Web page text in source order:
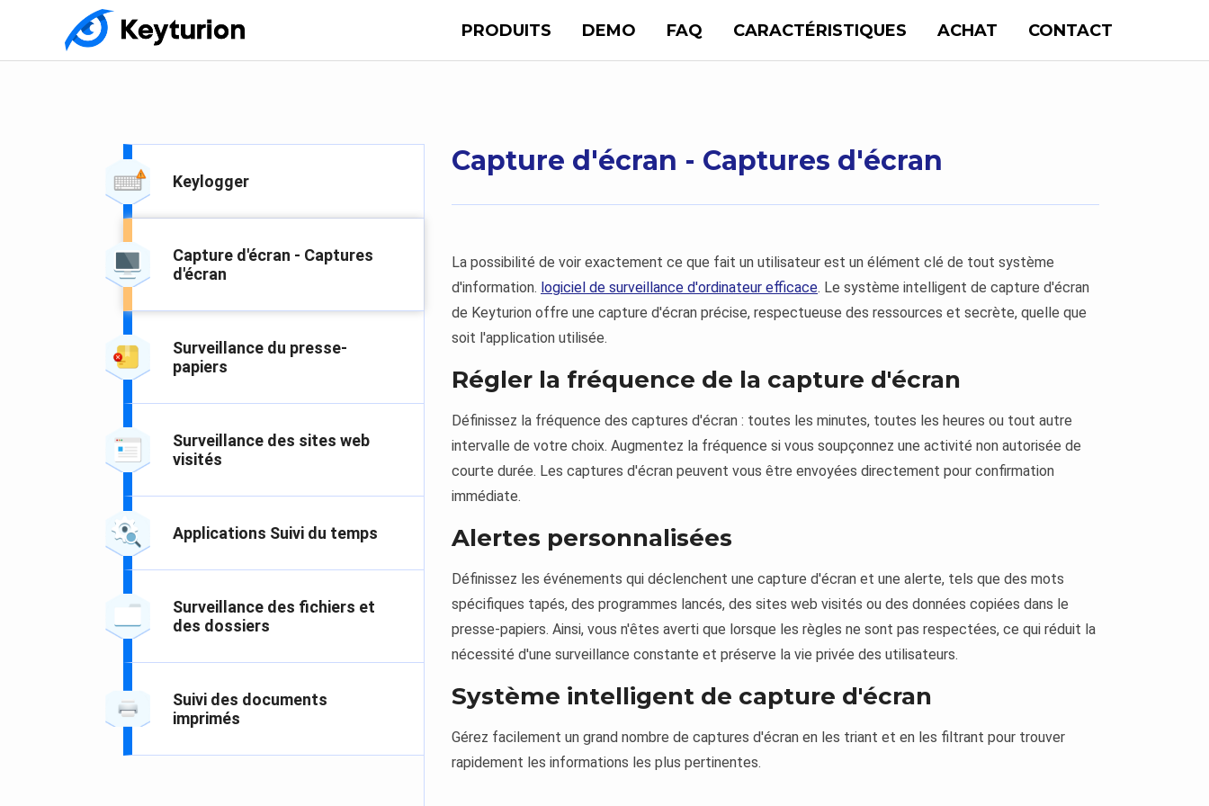
PRODUITS DEMO FAQ CARACTÉRISTIQUES ACHAT CONTACT
Capture d'écran - Captures d'écran
La possibilité de voir exactement ce que fait un utilisateur est un élément clé de tout système
d'information. logiciel de surveillance d'ordinateur efficace. Le système intelligent de capture d'écran
de Keyturion offre une capture d'écran précise, respectueuse des ressources et secrète, quelle que
soit l'application utilisée.
Régler la fréquence de la capture d'écran
Définissez la fréquence des captures d'écran : toutes les minutes, toutes les heures ou tout autre
intervalle de votre choix. Augmentez la fréquence si vous soupçonnez une activité non autorisée de
courte durée. Les captures d'écran peuvent vous être envoyées directement pour confirmation
immédiate.
Alertes personnalisées
Définissez les événements qui déclenchent une capture d'écran et une alerte, tels que des mots
spécifiques tapés, des programmes lancés, des sites web visités ou des données copiées dans le
presse-papiers. Ainsi, vous n'êtes averti que lorsque les règles ne sont pas respectées, ce qui réduit la
nécessité d'une surveillance constante et préserve la vie privée des utilisateurs.
Système intelligent de capture d'écran
Gérez facilement un grand nombre de captures d'écran en les triant et en les filtrant pour trouver
rapidement les informations les plus pertinentes.
Keylogger
Capture d'écran - Captures
d'écran
Surveillance du presse-
papiers
Surveillance des sites web
visités
Applications Suivi du temps
Surveillance des fichiers et
des dossiers
Suivi des documents
imprimés